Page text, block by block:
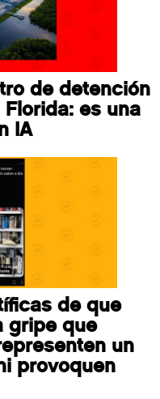
de detención
Florida: es una
IA
de que
gripe que
un
provoquen